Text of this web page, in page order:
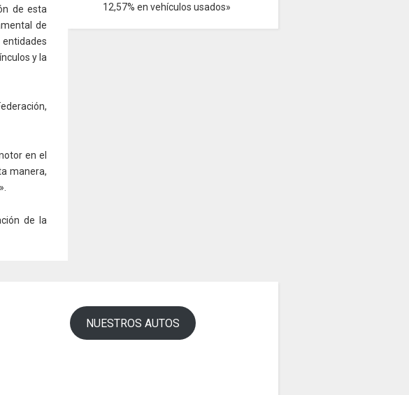
de esta
de
y la
en el
manera,
de la
12,57% en vehículos usados»
NUESTROS AUTOS